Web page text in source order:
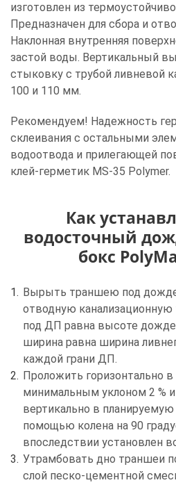
изготовлен из
Предназначен для сбора и
Наклонная внутренняя
застой воды. Вертикальный
стыковку с трубой ливневой
100 и 110 мм.
Рекомендуем! Надежность
склеивания c остальными
водоотвода и прилегающей
клей-герметик MS-35 Polymer.
Как
водосточный
бокс
Вырыть траншею под
отводную канализационную
под ДП равна высоте
ширина равна ширина
каждой грани ДП.
Проложить горизонтально
минимальным уклоном 2 %
вертикально в
помощью колена на 90
впоследствии установлен
Утрамбовать дно траншеи
слой песко-цементной